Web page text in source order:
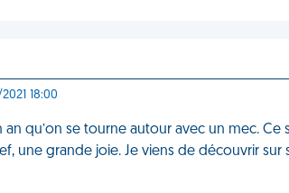
18:00
an qu’on se tourne autour avec un mec.
une grande joie. Je viens de découvrir